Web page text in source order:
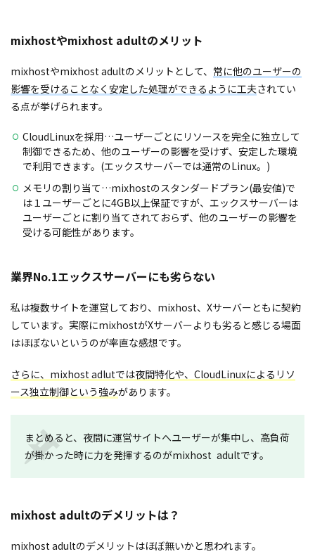
mixhostやmixhost adultのメリット
mixhostやmixhost adultのメリットとして、 常に他のユーザーの
影響を受けることなく安定した処理ができるように工夫されてい
る点が挙げられます。
CloudLinuxを採用…ユーザーごとにリソースを完全に独立して
制御できるため、他のユーザーの影響を受けず、安定した環境
で利用できます。(エックスサーバーでは通常のLinux。)
メモリの割り当て…mixhostのスタンダードプラン(最安値)で
は１ユーザーごとに4GB以上保証ですが、エックスサーバーは
ユーザーごとに割り当てされておらず、他のユーザーの影響を
受ける可能性があります。
業界No.1エックスサーバーにも劣らない
私は複数サイトを運営しており、mixhost、Xサーバーともに契約
しています。実際にmixhostがXサーバーよりも劣ると感じる場面
はほぼないというのが率直な感想です。
さらに、mixhost adlutでは夜間特化や、CloudLinuxによるリソ
ース独立制御という強みがあります。
まとめると、夜間に運営サイトへユーザーが集中し、高負荷
が掛かった時に力を発揮するのがmixhost adultです。
mixhost adultのデメリットは？
mixhost adultのデメリットはほぼ無いかと思われます。